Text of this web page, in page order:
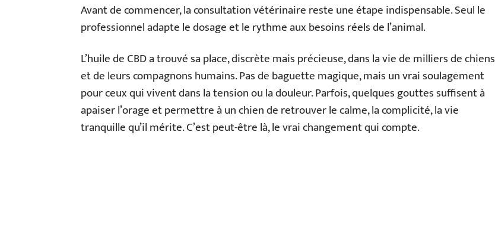
Avant de commencer, la consultation vétérinaire reste une étape indispensable. Seul le
professionnel adapte le dosage et le rythme aux besoins réels de l’animal.
L’huile de CBD a trouvé sa place, discrète mais précieuse, dans la vie de milliers de chiens
et de leurs compagnons humains. Pas de baguette magique, mais un vrai soulagement
pour ceux qui vivent dans la tension ou la douleur. Parfois, quelques gouttes suffisent à
apaiser l’orage et permettre à un chien de retrouver le calme, la complicité, la vie
tranquille qu’il mérite. C’est peut-être là, le vrai changement qui compte.